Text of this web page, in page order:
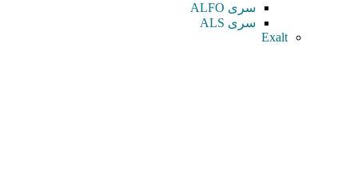
سری ALFO
سری ALS
Exalt